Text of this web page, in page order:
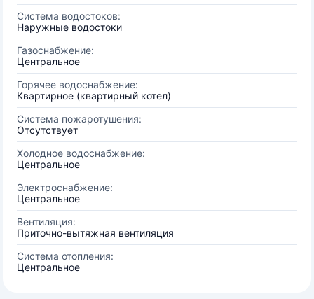
Система водостоков:
Наружные водостоки
Газоснабжение:
Центральное
Горячее водоснабжение:
Квартирное (квартирный котел)
Система пожаротушения:
Отсутствует
Холодное водоснабжение:
Центральное
Электроснабжение:
Центральное
Вентиляция:
Приточно-вытяжная вентиляция
Система отопления:
Центральное